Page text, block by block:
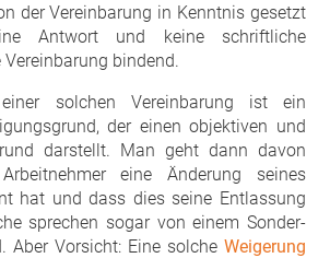
der Vereinbarung in Kenntnis gesetzt
Antwort und keine schriftliche
bindend.
solchen Vereinbarung ist ein
der einen objektiven und
darstellt. Man geht dann davon
eine Änderung seines
hat und dass dies seine Entlassung
sprechen sogar von einem Sonder-
Aber Vorsicht: Eine solche Weigerung